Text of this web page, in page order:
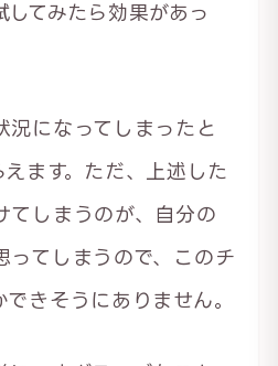
てみたら効果があっ
況になってしまったと
ます。ただ、上述した
てしまうのが、自分の
ってしまうので、このチ
きそうにありません。